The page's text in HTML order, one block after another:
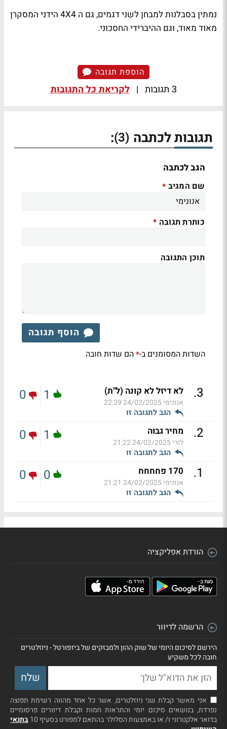
נמתין בסבלנות למבחן לשני דגמים, גם ה 4
X 4 הידני המסקרן
מאוד מאוד, וגם ההיברידי החסכוני.
הוספת תגובה
3 תגובות | לקריאת כל התגובות
תגובות לכתבה (3)
:
הגב לכתבה
שם המגיב *
כותרת תגובה *
תוכן התגובה
הוסף תגובה
השדות המסומנים ב-*הם שדות חובה
3
. לא דיזל לא קונה (ל"ת)
אנונימי24/02/2025 22:29
הגב לתגובה זו
1
0
2
. מחיר גבוה
לורי24/02/2025 21:22
הגב לתגובה זו
1
0
1
. 170 פחחחח
אנונימי24/02/2025 21:21
הגב לתגובה זו
0
0
הורדת אפליקציה
הרשמה לדיוור
הירשם לסיכום היומי של שוק ההון ולמבזקים של ביזפורטל - ניוזלטרים
חובה לכל משקיע
אני מאשר קבלת שני ניוזלטרים, אשר כל אחד מהווה רשימת תפוצה
נפרדת, בנושאים סיכום יומי והתראות חמות וקבלת דיוורים פרסומיים
בדואר אלקטרוני ו/ או באמצעות הסלולר בהתאם למפורט בסעיף 10
בתנאי